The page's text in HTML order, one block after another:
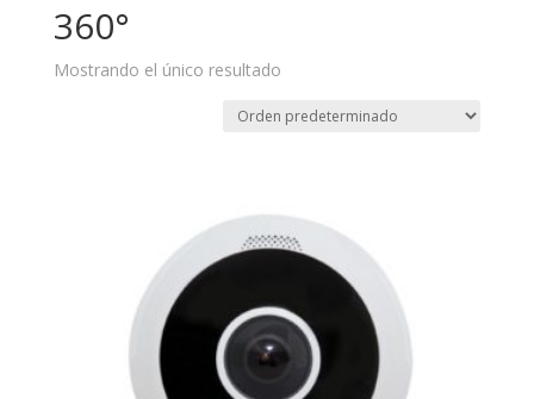
360°
Mostrando el único resultado